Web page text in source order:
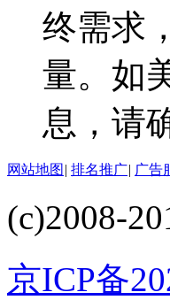
终需求
量。如
息，请
网站地图 | 排名推广| 广告
(c)2008-
京ICP备